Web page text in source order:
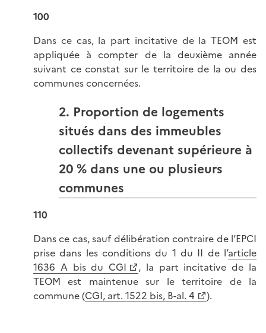
100
Dans ce cas, la part incitative de la TEOM est
appliquée à compter de la deuxième année
suivant ce constat sur le territoire de la ou des
communes concernées.
2. Proportion de logements
situés dans des immeubles
collectifs devenant supérieure à
20 % dans une ou plusieurs
communes
110
Dans ce cas, sauf délibération contraire de l’EPCI
prise dans les conditions du 1 du II de l’article
1636 A bis du CGI
, la part incitative de la
TEOM est maintenue sur le territoire de la
commune (CGI, art. 1522 bis, B-al. 4 ).